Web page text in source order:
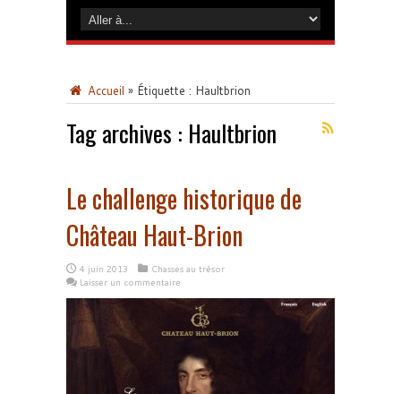
Accueil » Étiquette : Haultbrion
Tag archives : Haultbrion
Le challenge historique de
Château Haut-Brion
4 juin 2013
Chasses au trésor
Laisser un commentaire